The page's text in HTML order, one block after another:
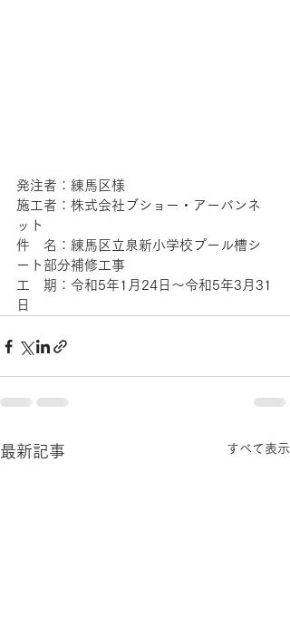
発注者：練馬区様
施工者：株式会社ブショー・アーバンネ
ット
件　名：練馬区立泉新小学校プール槽シ
ート部分補修工事
工　期：令和5年1月24日～令和5年3月31
日
最新記事 すべて表示